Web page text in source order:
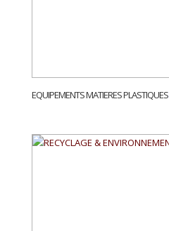
EQUIPEMENTS MATIERES PLASTIQUES